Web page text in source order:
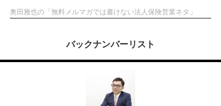
奥田雅也の「無料メルマガでは書けない法人保険営業ネタ」
バックナンバーリスト